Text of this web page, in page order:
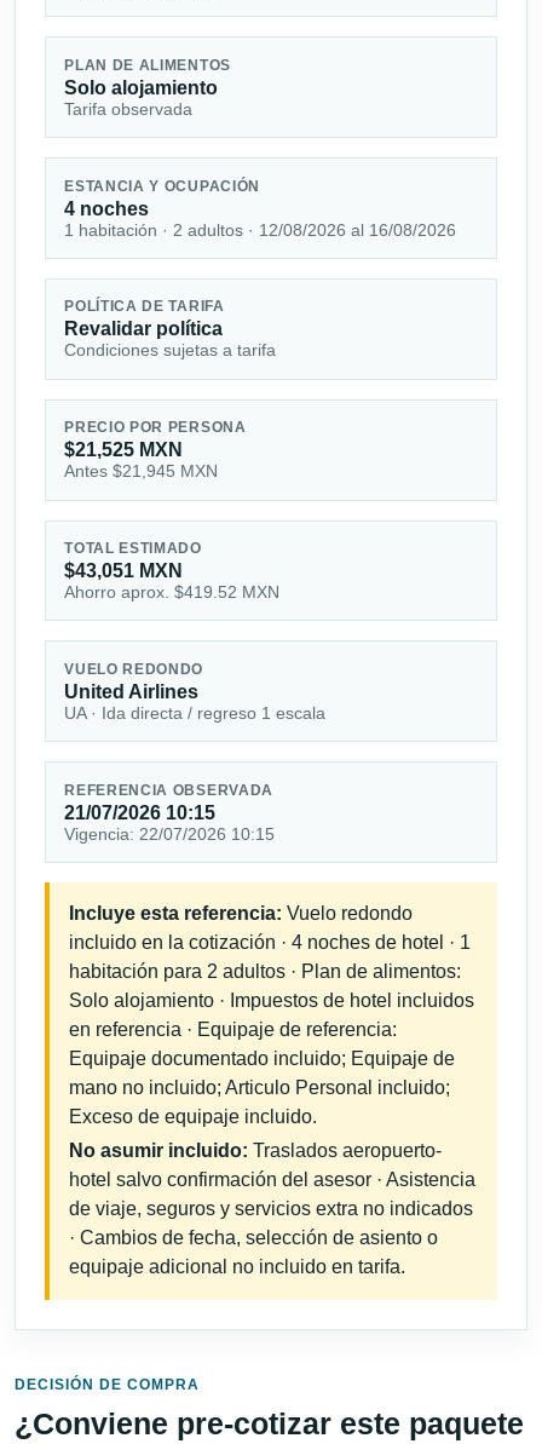
PLAN DE ALIMENTOS
Solo alojamiento
Tarifa observada
ESTANCIA Y OCUPACIÓN
4 noches
1 habitación · 2 adultos · 12/08/2026 al 16/08/2026
POLÍTICA DE TARIFA
Revalidar política
Condiciones sujetas a tarifa
PRECIO POR PERSONA
$21,525 MXN
Antes $21,945 MXN
TOTAL ESTIMADO
$43,051 MXN
Ahorro aprox. $419.52 MXN
VUELO REDONDO
United Airlines
UA · Ida directa / regreso 1 escala
REFERENCIA OBSERVADA
21/07/2026 10:15
Vigencia: 22/07/2026 10:15
Incluye esta referencia: Vuelo redondo
incluido en la cotización · 4 noches de hotel · 1
habitación para 2 adultos · Plan de alimentos:
Solo alojamiento · Impuestos de hotel incluidos
en referencia · Equipaje de referencia:
Equipaje documentado incluido; Equipaje de
mano no incluido; Articulo Personal incluido;
Exceso de equipaje incluido.
No asumir incluido: Traslados aeropuerto-
hotel salvo confirmación del asesor · Asistencia
de viaje, seguros y servicios extra no indicados
· Cambios de fecha, selección de asiento o
equipaje adicional no incluido en tarifa.
DECISIÓN DE COMPRA
¿Conviene pre-cotizar este paquete